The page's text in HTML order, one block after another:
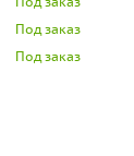
Под заказ
Под заказ